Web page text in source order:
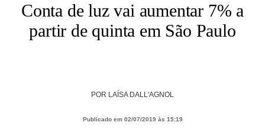
Conta de luz vai aumentar 7% a
partir de quinta em São Paulo
POR LAÍSA DALL'AGNOL
Publicado em 02/07/2019 às 15:19